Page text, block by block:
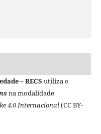
– RECS utiliza o
na modalidade
4.0 Internacional(CC BY-